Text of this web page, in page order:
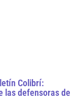
Colibrí:
las defensoras de